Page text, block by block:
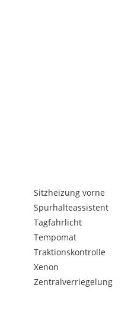
Sitzheizung vorne
Spurhalteassistent
Tagfahrlicht
Tempomat
Traktionskontrolle
Xenon
Zentralverriegelung